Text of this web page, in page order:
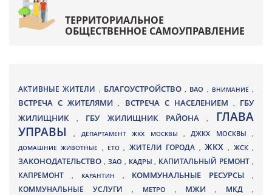
ТЕРРИТОРИАЛЬНОЕ
ОБЩЕСТВЕННОЕ САМОУПРАВЛЕНИЕ
АКТИВНЫЕ ЖИТЕЛИ , БЛАГОУСТРОЙСТВО , ВАО , ВНИМАНИЕ ,
ВСТРЕЧА С ЖИТЕЛЯМИ, ВСТРЕЧА С НАСЕЛЕНИЕМ , ГБУ
ЖИЛИЩНИК
, ГБУ ЖИЛИЩНИК РАЙОНА, ГЛАВА
УПРАВЫ, ДЕПАРТАМЕНТ ЖКХ МОСКВЫ ,ДЖКХ МОСКВЫ ,
ДОМАШНИЕ ЖИВОТНЫЕ , ЕТО, ЖИТЕЛИ ГОРОДА , ЖКХ, ЖСК,
ЗАКОНОДАТЕЛЬСТВО , ЗАО , КАДРЫ, КАПИТАЛЬНЫЙ РЕМОНТ ,
КАПРЕМОНТ , КАРАНТИН , КОММУНАЛЬНЫЕ РЕСУРСЫ,
КОММУНАЛЬНЫЕ УСЛУГИ , МЕТРО , МЖИ, МКД ,